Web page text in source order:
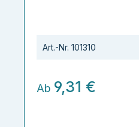
Art.-Nr. 101310
Ab 9,31 €